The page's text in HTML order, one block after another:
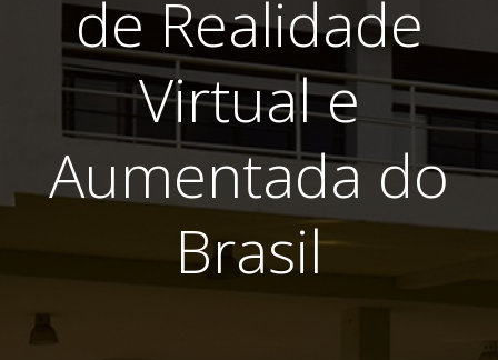
de Realidade
Virtual e
Aumentada do
Brasil